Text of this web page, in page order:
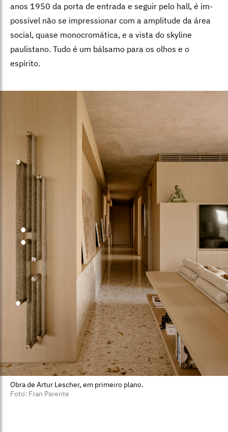
anos 1950 da porta de entrada e seguir pelo hall, é im­
possível não se impressionar com a ampli­tude da área
social, quase monocromática, e a vista do skyline
paulistano. Tudo é um bálsamo para os olhos e o
espírito.
Obra de Artur Lescher, em primeiro plano.
Foto: Fran Parente